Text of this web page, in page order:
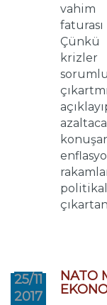
vahim
Çünkü
25/11
2017
NATO